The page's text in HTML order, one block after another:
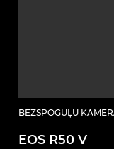
BEZSPOGUĻU
EOS R50 V